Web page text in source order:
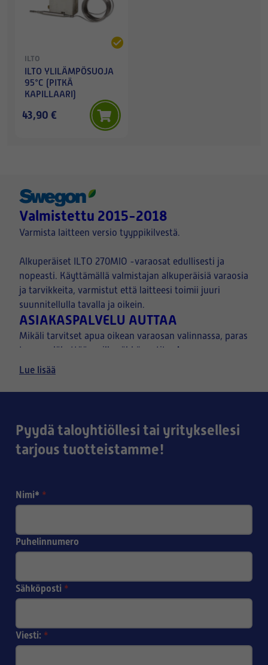
ILTO
ILTO YLILÄMPÖSUOJA
95°C (PITKÄ
KAPILLAARI)
43,90 €
Valmistettu 2015-2018
Varmista laitteen versio tyyppikilvestä.
Alkuperäiset ILTO 270MIO -varaosat edullisesti ja
nopeasti. Käyttämällä valmistajan alkuperäisiä varaosia
ja tarvikkeita, varmistut että laitteesi toimii juuri
suunnitellulla tavalla ja oikein.
ASIAKASPALVELU AUTTAA
Mikäli tarvitset apua oikean varaosan valinnassa, paras
tapa on lähettää meille sähköpostitse kuva
ilmanvaihtolaitteen tyyppikilvestä, sekä halutusta
Lue lisää
Pyydä taloyhtiöllesi tai yrityksellesi
tarjous tuotteistamme!
Nimi* *
Puhelinnumero
Sähköposti *
Viesti: *